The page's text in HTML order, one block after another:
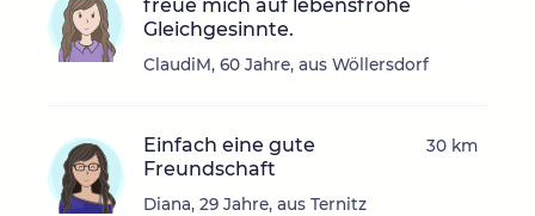
freue mich auf lebensfrohe
Gleichgesinnte.
ClaudiM, 60 Jahre, aus Wöllersdorf
Einfach eine gute
Freundschaft
Diana, 29 Jahre, aus Ternitz
30 km